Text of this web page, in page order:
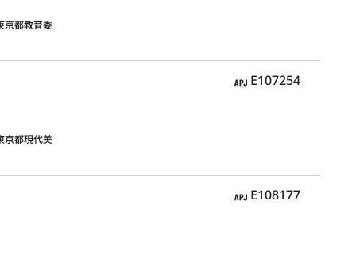
京都教育委
APJ
E107254
京都現代美
APJ
E108177